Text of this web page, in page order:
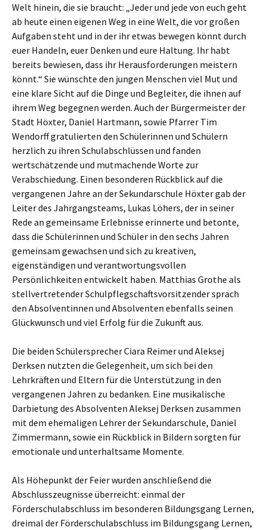
Welt hinein, die sie braucht: „Jeder und jede von euch geht
ab heute einen eigenen Weg in eine Welt, die vor großen
Aufgaben steht und in der ihr etwas bewegen könnt durch
euer Handeln, euer Denken und eure Haltung. Ihr habt
bereits bewiesen, dass ihr Herausforderungen meistern
könnt.“ Sie wünschte den jungen Menschen viel Mut und
eine klare Sicht auf die Dinge und Begleiter, die ihnen auf
ihrem Weg begegnen werden. Auch der Bürgermeister der
Stadt Höxter, Daniel Hartmann, sowie Pfarrer Tim
Wendorff gratulierten den Schülerinnen und Schülern
herzlich zu ihren Schulabschlüssen und fanden
wertschätzende und mutmachende Worte zur
Verabschiedung. Einen besonderen Rückblick auf die
vergangenen Jahre an der Sekundarschule Höxter gab der
Leiter des Jahrgangsteams, Lukas Löhers, der in seiner
Rede an gemeinsame Erlebnisse erinnerte und betonte,
dass die Schülerinnen und Schüler in den sechs Jahren
gemeinsam gewachsen und sich zu kreativen,
eigenständigen und verantwortungsvollen
Persönlichkeiten entwickelt haben. Matthias Grothe als
stellvertretender Schulpflegschaftsvorsitzender sprach
den Absolventinnen und Absolventen ebenfalls seinen
Glückwunsch und viel Erfolg für die Zukunft aus.
Die beiden Schülersprecher Ciara Reimer und Aleksej
Derksen nutzten die Gelegenheit, um sich bei den
Lehrkräften und Eltern für die Unterstützung in den
vergangenen Jahren zu bedanken. Eine musikalische
Darbietung des Absolventen Aleksej Derksen zusammen
mit dem ehemaligen Lehrer der Sekundarschule, Daniel
Zimmermann, sowie ein Rückblick in Bildern sorgten für
emotionale und unterhaltsame Momente.
Als Höhepunkt der Feier wurden anschließend die
Abschlusszeugnisse überreicht: einmal der
Förderschulabschluss im besonderen Bildungsgang Lernen,
dreimal der Förderschulabschluss im Bildungsgang Lernen,